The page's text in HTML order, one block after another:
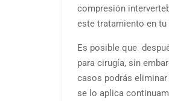
compresión
este tratamiento en tu
Es posible que
para cirugía, sin
casos podrás
se lo aplica